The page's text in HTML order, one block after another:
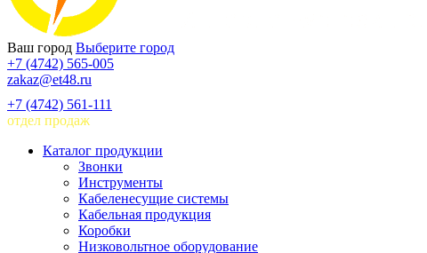
Ваш город Выберите город
+7 (4742) 565-005
zakaz@et48.ru
+7 (4742) 561-111
отдел продаж
Каталог продукции
Звонки
Инструменты
Кабеленесущие системы
Кабельная продукция
Коробки
Низковольтное оборудование